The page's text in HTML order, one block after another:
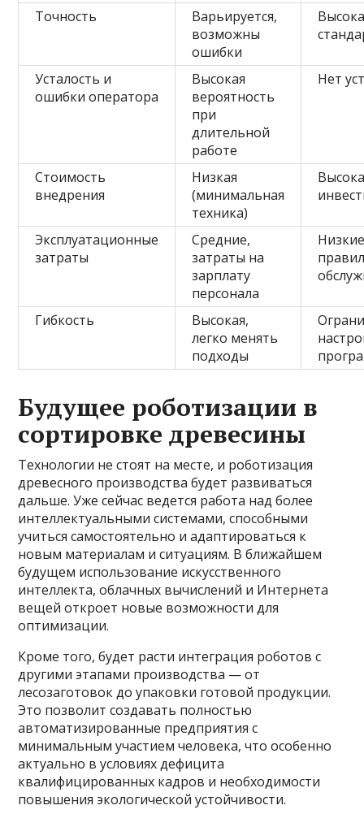
Точность
Варьируется,
возможны
ошибки
Усталость и
ошибки оператора
Высокая
вероятность
при
длительной
работе
Нет
Стоимость
внедрения
Низкая
(минимальная
техника)
Эксплуатационные
затраты
Средние,
затраты на
зарплату
персонала
Гибкость
Высокая,
легко менять
подходы
Будущее роботизации в
сортировке древесины
Технологии не стоят на месте, и роботизация
древесного производства будет развиваться
дальше. Уже сейчас ведется работа над более
интеллектуальными системами, способными
учиться самостоятельно и адаптироваться к
новым материалам и ситуациям. В ближайшем
будущем использование искусственного
интеллекта, облачных вычислений и Интернета
вещей откроет новые возможности для
оптимизации.
Кроме того, будет расти интеграция роботов с
другими этапами производства — от
лесозаготовок до упаковки готовой продукции.
Это позволит создавать полностью
автоматизированные предприятия с
минимальным участием человека, что особенно
актуально в условиях дефицита
квалифицированных кадров и необходимости
повышения экологической устойчивости.